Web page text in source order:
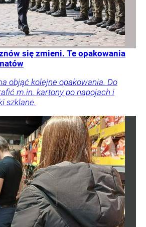
się zmieni. Te opakowania
objąć kolejne opakowania. Do
m.in. kartony po napojach i
szklane.